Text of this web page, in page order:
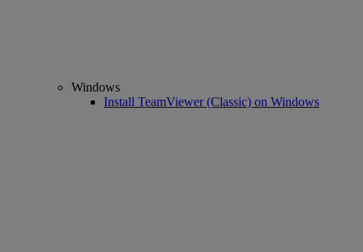
Windows
Install TeamViewer (Classic) on Windows